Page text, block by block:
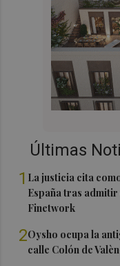
Últimas
1 La justicia cita
España tras
Finetwork
2Oysho ocupa la
calle Colón de